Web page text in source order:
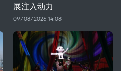
展注入动力
09/08/2026 14:08